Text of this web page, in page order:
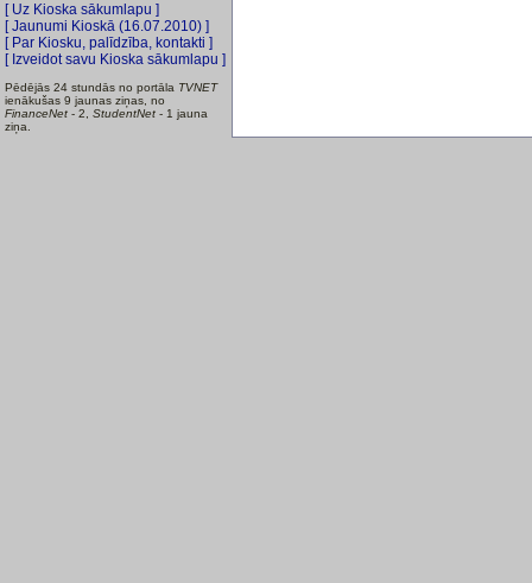
[ Uz Kioska sākumlapu ]
[ Jaunumi Kioskā (16.07.2010) ]
[ Par Kiosku, palīdzība, kontakti ]
[ Izveidot savu Kioska sākumlapu ]
Pēdējās 24 stundās no portāla TVNET
ienākušas 9 jaunas ziņas, no
FinanceNet - 2, StudentNet - 1 jauna
ziņa.